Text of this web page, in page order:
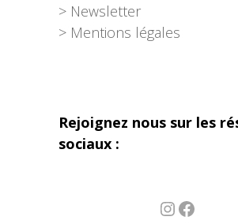
> Newsletter
> Mentions légales
Rejoignez nous sur les
sociaux :
InstagramFacebook